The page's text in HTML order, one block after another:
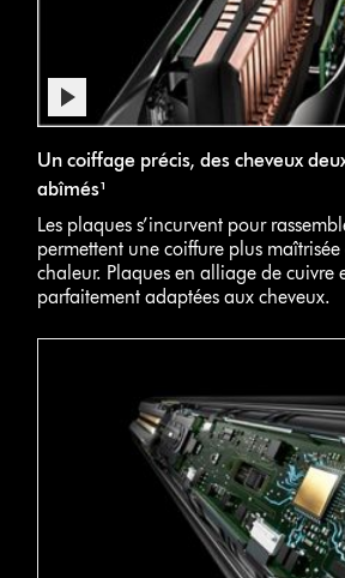
Un coiffage précis, des cheveux
abîmés¹
Les plaques s’incurvent pour
permettent une coiffure plus
chaleur. Plaques en alliage de cuivre
parfaitement adaptées aux cheveux.